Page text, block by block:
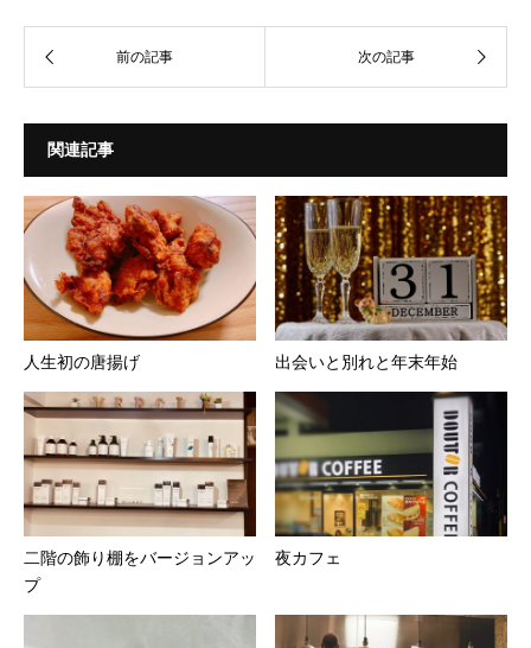
関連記事
人生初の唐揚げ 出会いと別れと年末年始
二階の飾り棚をバージョンアッ
プ
夜カフェ